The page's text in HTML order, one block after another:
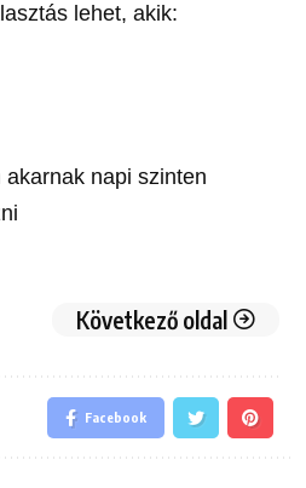
lehet, akik:
napi szinten
Következő oldal
Facebook